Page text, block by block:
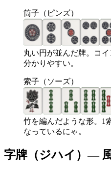
筒子（ピンズ）
丸い円が並んだ牌。コ
分かりやすい。
索子（ソーズ）
竹を編んだような形。1
なっているにゃ。
字牌（ジハイ）—